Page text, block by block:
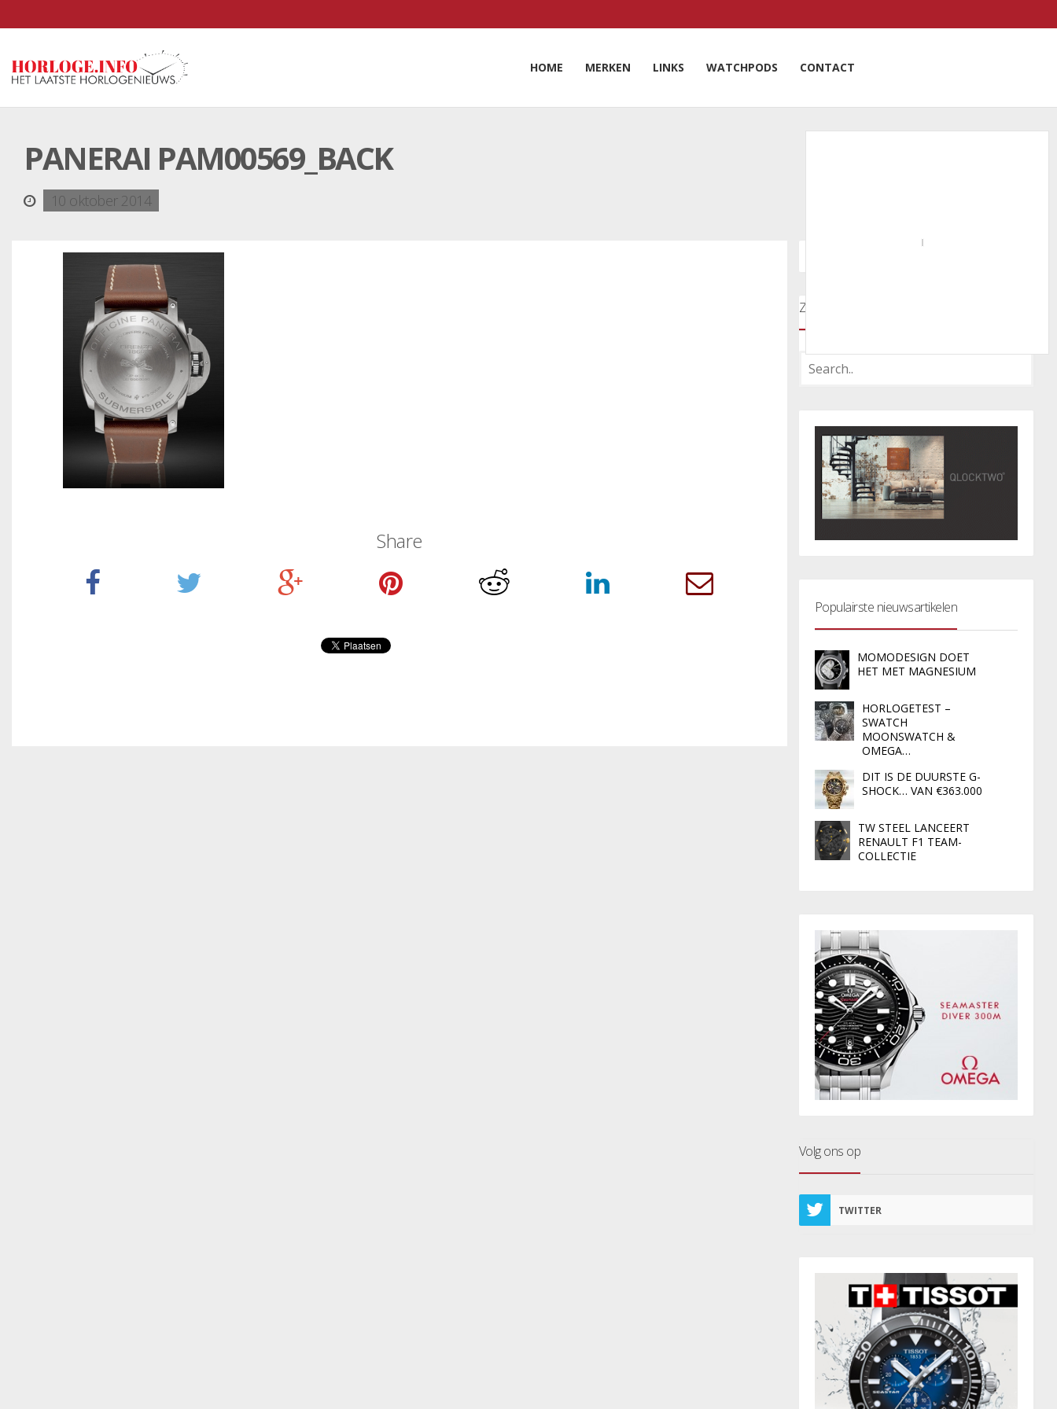
HOME MERKEN LINKS WATCHPODS CONTACT
PANERAI PAM00569_BACK
10 oktober 2014
Share
Zoeken door onze nieuwsartikelen
Populairste nieuwsartikelen
MOMODESIGN DOET
HET MET MAGNESIUM
HORLOGETEST –
SWATCH
MOONSWATCH &
OMEGA…
DIT IS DE DUURSTE G-
SHOCK… VAN €363.000
TW STEEL LANCEERT
RENAULT F1 TEAM-
COLLECTIE
Volg ons op
TWITTER